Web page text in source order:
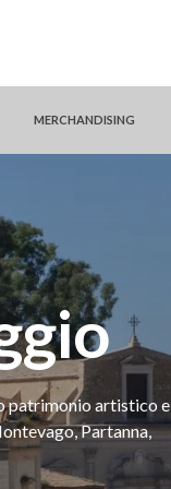
MERCHANDISING
patrimonio artistico e
Partanna,